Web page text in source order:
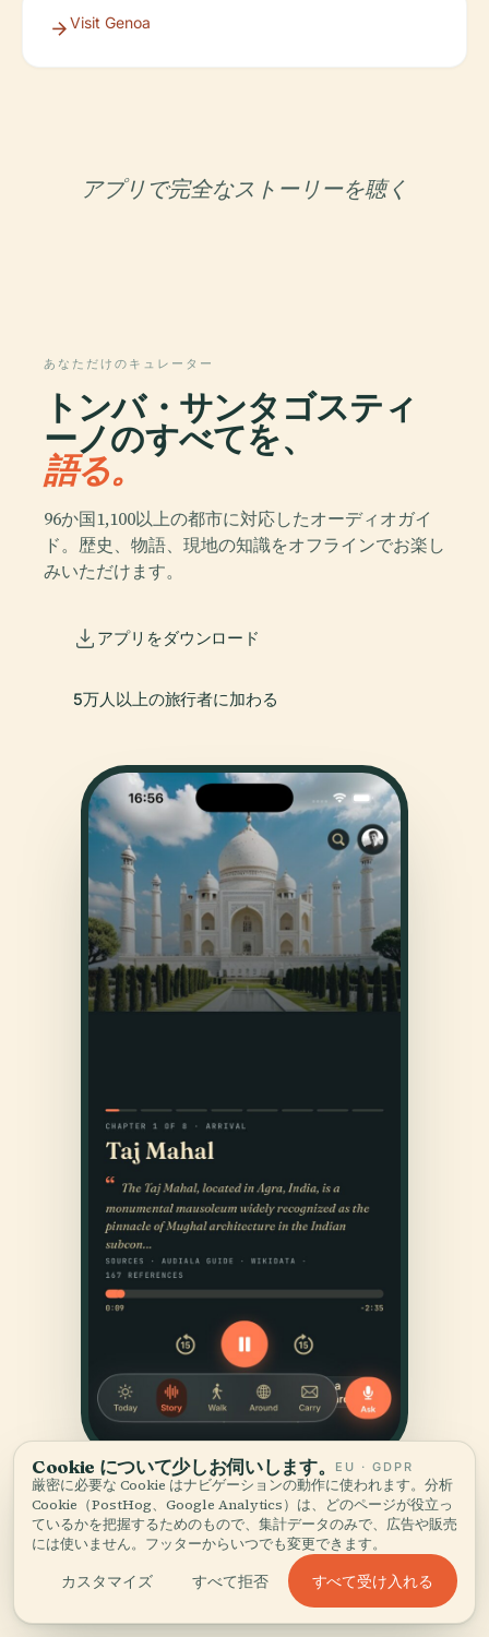
Visit Genoa
アプリで完全なストーリーを聴く
あなただけのキュレーター
トンバ・サンタゴスティ
ーノのすべてを、
語る。
96か国1,100以上の都市に対応したオーディオガイ
ド。歴史、物語、現地の知識をオフラインでお楽し
みいただけます。
アプリをダウンロード
5万人以上の旅行者に加わる
Cookie について少しお伺いします。 EU · GDPR
厳密に必要な Cookie はナビゲーションの動作に使われます。分析
Cookie（PostHog、Google Analytics）は、どのページが役立っ
ているかを把握するためのもので、集計データのみで、広告や販売
には使いません。フッターからいつでも変更できます。
カスタマイズ すべて拒否 すべて受け入れる